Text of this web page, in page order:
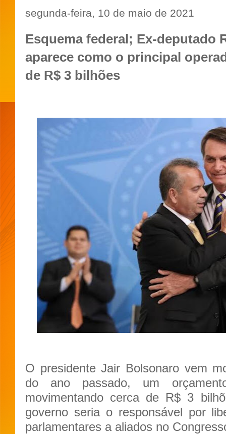
segunda-feira, 10 de maio de 2021
Esquema federal; Ex-deputado
aparece como o principal
de R$ 3 bilhões
O presidente Jair Bolsonaro vem
do ano passado, um
movimentando cerca de R$ 3
governo seria o responsável por
parlamentares a aliados no